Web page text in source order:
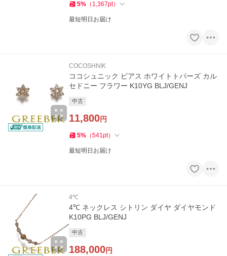
5% （ 1,367pt）
最短明日お届け
COCOSHNIK
ココシュニック ピアス ホワイトトパーズ カル
セドニー フラワー K10YG BLJ/GENJ
中古
11,800円
5% （541pt）
最短明日お届け
4℃
4℃ ネックレス シトリン ダイヤ ダイヤモンド
K10PG BLJ/GENJ
中古
188,000円